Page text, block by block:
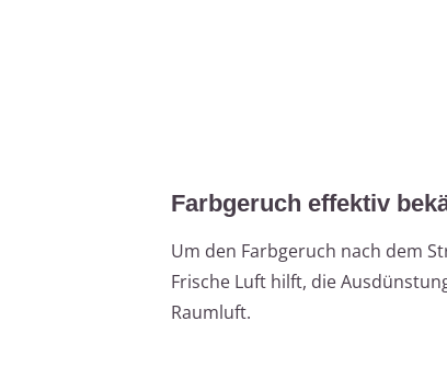
Farbgeruch effektiv
Um den Farbgeruch nach dem
Frische Luft hilft, die
Raumluft.